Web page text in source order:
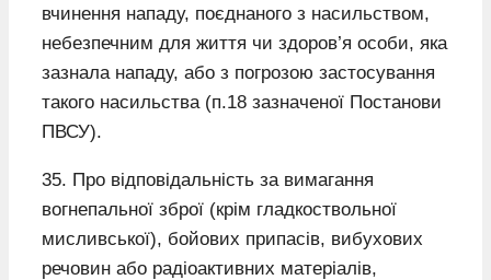
вчинення нападу, поєднаного з насильством,
небезпечним для життя чи здоров’я особи, яка
зазнала нападу, або з погрозою застосування
такого насильства (п.18 зазначеної Постанови
ПВСУ).
35. Про відповідальність за вимагання
вогнепальної зброї (крім гладкоствольної
мисливської), бойових припасів, вибухових
речовин або радіоактивних матеріалів,